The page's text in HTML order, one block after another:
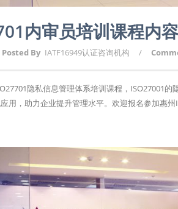
内审员培训课程内
Posted By IATF16949认证咨询机构 /
隐私信息管理体系培训课程，ISO27001
用，助力企业提升管理水平。欢迎报名参加惠